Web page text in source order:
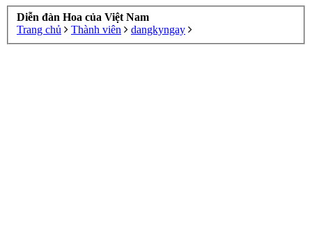
Diễn đàn Hoa của Việt Nam
Trang chủ
Thành viên dangkyngay